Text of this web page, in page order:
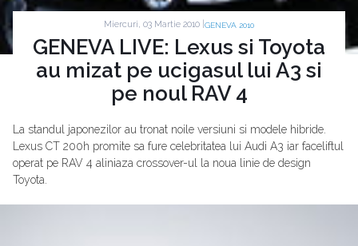
Miercuri, 03 Martie 2010 | GENEVA 2010
GENEVA LIVE: Lexus si Toyota
au mizat pe ucigasul lui A3 si
pe noul RAV 4
La standul japonezilor au tronat noile versiuni si modele hibride.
Lexus CT 200h promite sa fure celebritatea lui Audi A3 iar faceliftul
operat pe RAV 4 aliniaza crossover-ul la noua linie de design
Toyota.